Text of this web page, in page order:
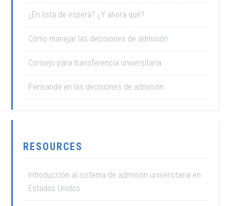
¿En lista de espera? ¿Y ahora qué?
Cómo manejar las decisiones de admisión
Consejo para transferencia universitaria
Pensando en las decisiones de admisión.
RESOURCES
Introducción al sistema de admisión universitaria en
Estados Unidos